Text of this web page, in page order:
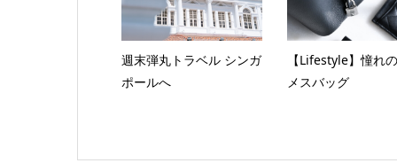
週末弾丸トラベル シンガ
ポールへ
【Lifestyle】憧れ
メスバッグ